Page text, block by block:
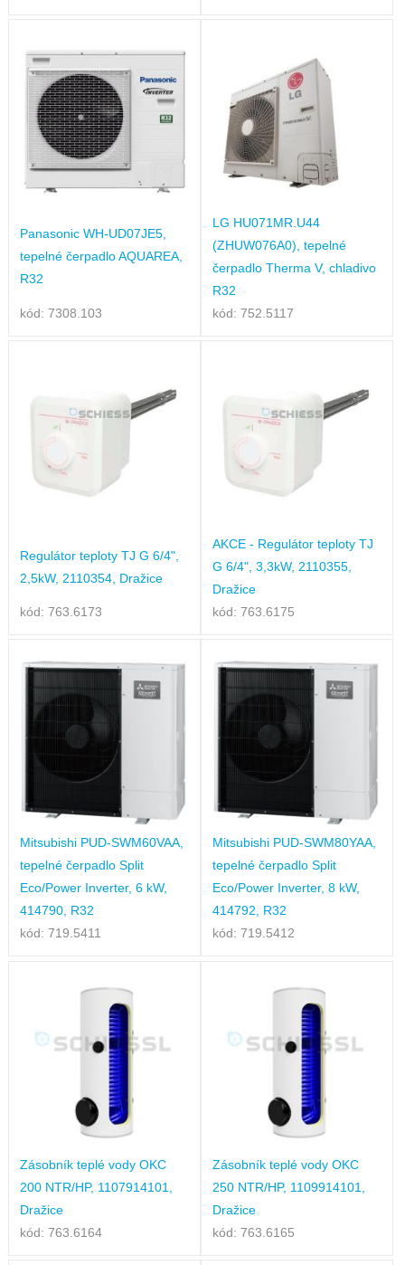
Panasonic WH-UD07JE5,
tepelné čerpadlo AQUAREA,
R32
kód: 7308.103
LG HU071MR.U44
(ZHUW076A0), tepelné
čerpadlo Therma V, chladivo
R32
kód: 752.5117
Regulátor teploty TJ G 6/4",
2,5kW, 2110354, Dražice
kód: 763.6173
AKCE - Regulátor teploty TJ
G 6/4", 3,3kW, 2110355,
Dražice
kód: 763.6175
Mitsubishi PUD-SWM60VAA,
tepelné čerpadlo Split
Eco/Power Inverter, 6 kW,
414790, R32
kód: 719.5411
Mitsubishi PUD-SWM80YAA,
tepelné čerpadlo Split
Eco/Power Inverter, 8 kW,
414792, R32
kód: 719.5412
Zásobník teplé vody OKC
200 NTR/HP, 1107914101,
Dražice
kód: 763.6164
Zásobník teplé vody OKC
250 NTR/HP, 1109914101,
Dražice
kód: 763.6165